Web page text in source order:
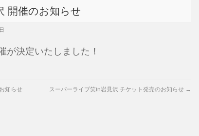
開催のお知らせ
が決定いたしました！
知らせ スーパーライブ笑in岩見沢 チケット発売のお知らせ →